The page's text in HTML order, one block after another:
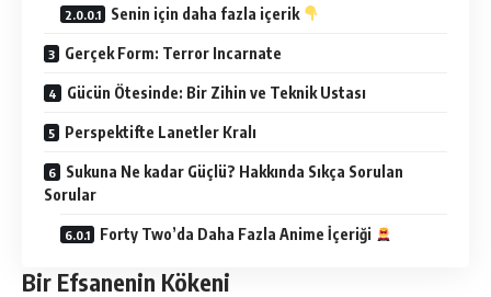
Senin için daha fazla içerik
Gerçek Form: Terror Incarnate
Gücün Ötesinde: Bir Zihin ve Teknik Ustası
Perspektifte Lanetler Kralı
Sukuna Ne kadar Güçlü? Hakkında Sıkça Sorulan
Sorular
Forty Two’da Daha Fazla Anime İçeriği
Bir Efsanenin Kökeni